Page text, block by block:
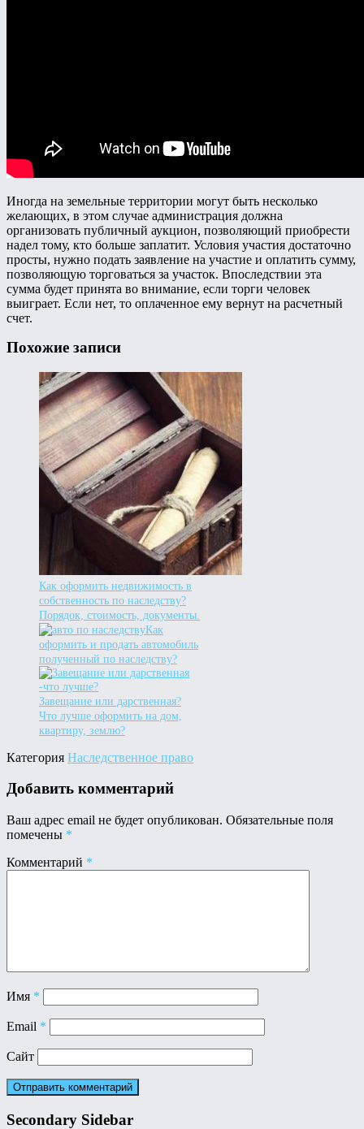
Иногда на земельные территории могут быть несколько
желающих, в этом случае администрация должна
организовать публичный аукцион, позволяющий приобрести
надел тому, кто больше заплатит. Условия участия достаточно
просты, нужно подать заявление на участие и оплатить сумму,
позволяющую торговаться за участок. Впоследствии эта
сумма будет принята во внимание, если торги человек
выиграет. Если нет, то оплаченное ему вернут на расчетный
счет.
Похожие записи
Как оформить недвижимость в
собственность по наследству?
Порядок, стоимость, документы.
Как
оформить и продать автомобиль
полученный по наследству?
Завещание или дарственная?
Что лучше оформить на дом,
квартиру, землю?
Категория Наследственное право
Добавить комментарий
Ваш адрес email не будет опубликован. Обязательные поля
помечены *
Комментарий *
Имя *
Email *
Сайт
Secondary Sidebar